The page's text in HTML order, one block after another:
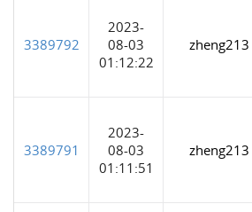
3389792
2023-
08-03
01:12:22
zheng213
3389791
2023-
08-03
01:11:51
zheng213